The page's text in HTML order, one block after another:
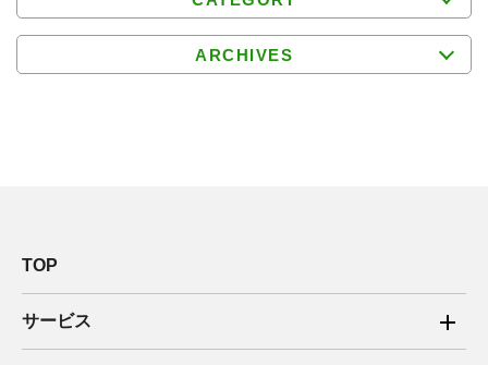
ARCHIVES
TOP
サービス